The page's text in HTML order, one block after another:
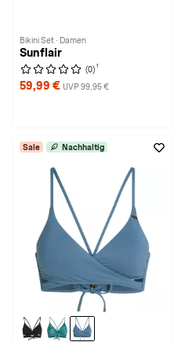
Bikini Set · Damen
Sunflair
(0) 1
59,99 € UVP 99,95 €
Sale Nachhaltig